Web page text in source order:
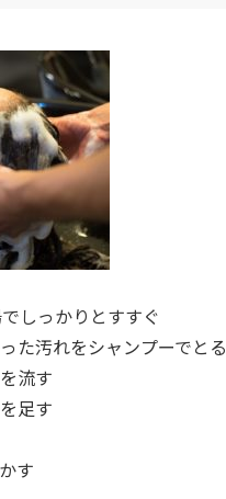
しっかりとすすぐ
た汚れをシャンプーでとる
流す
足す
す